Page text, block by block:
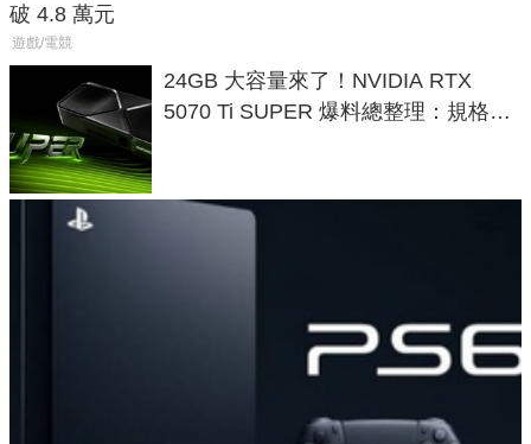
破 4.8 萬元
遊戲/電競
24GB 大容量來了！NVIDIA RTX
5070 Ti SUPER 爆料總整理：規格、